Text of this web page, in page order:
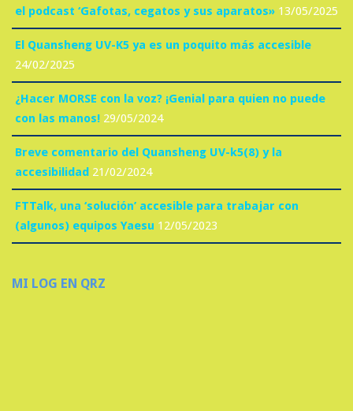
el podcast ‘Gafotas, cegatos y sus aparatos» 13/05/2025
El Quansheng UV-K5 ya es un poquito más accesible
24/02/2025
¿Hacer MORSE con la voz? ¡Genial para quien no puede
con las manos! 29/05/2024
Breve comentario del Quansheng UV-k5(8) y la
accesibilidad 21/02/2024
FTTalk, una ‘solución’ accesible para trabajar con
(algunos) equipos Yaesu 12/05/2023
MI LOG EN QRZ